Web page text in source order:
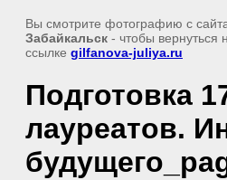
Вы смотрите фотографию с
Забайкальск - чтобы вернуться
ссылке gilfanova-juliya.ru
Подготовка
лауреатов.